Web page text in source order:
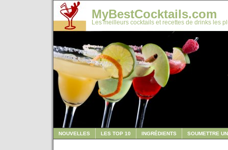
MyBestCocktails.com
Les meilleurs cocktails et recettes de drinks les
NOUVELLES LES TOP 10 INGRÉDIENTS SOUMETTRE